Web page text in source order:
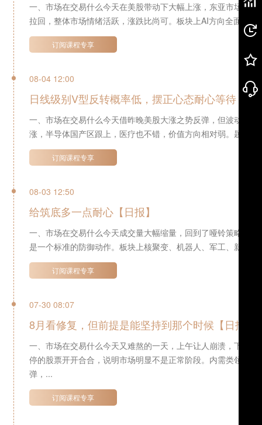
一、市场在交易什么今天在美股带动下大幅上涨，东亚市场乐
拉回，整体市场情绪活跃，涨跌比尚可。板块上AI方向全面扩
订阅课程专享
08-04 12:00
日线级别V型反转概率低，摆正心态耐心等待【日
一、市场在交易什么今天借昨晚美股大涨之势反弹，但波动率
涨，半导体国产区跟上，医疗也不错，价值方向相对弱。题材
订阅课程专享
08-03 12:50
给筑底多一点耐心【日报】
一、市场在交易什么今天成交量大幅缩量，回到了哑铃策略——
是一个标准的防御动作。板块上核聚变、机器人、军工、新能
订阅课程专享
07-30 08:07
8月看修复，但前提是能坚持到那个时候【日报】
一、市场在交易什么今天又难熬的一天，上午让人崩溃，下午
停的股票开开合合，说明市场明显不是正常阶段。内需类领头
弹，...
订阅课程专享